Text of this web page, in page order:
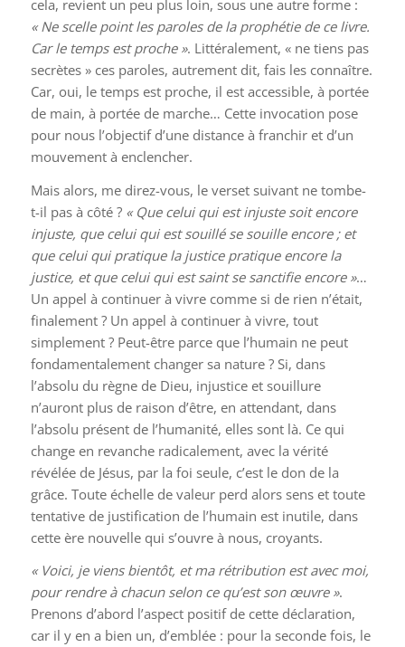
cela, revient un peu plus loin, sous une autre forme :
« Ne scelle point les paroles de la prophétie de ce livre.
Car le temps est proche ». Littéralement, « ne tiens pas
secrètes » ces paroles, autrement dit, fais les connaître.
Car, oui, le temps est proche, il est accessible, à portée
de main, à portée de marche… Cette invocation pose
pour nous l’objectif d’une distance à franchir et d’un
mouvement à enclencher.
Mais alors, me direz-vous, le verset suivant ne tombe-
t-il pas à côté ? « Que celui qui est injuste soit encore
injuste, que celui qui est souillé se souille encore ; et
que celui qui pratique la justice pratique encore la
justice, et que celui qui est saint se sanctifie encore »…
Un appel à continuer à vivre comme si de rien n’était,
finalement ? Un appel à continuer à vivre, tout
simplement ? Peut-être parce que l’humain ne peut
fondamentalement changer sa nature ? Si, dans
l’absolu du règne de Dieu, injustice et souillure
n’auront plus de raison d’être, en attendant, dans
l’absolu présent de l’humanité, elles sont là. Ce qui
change en revanche radicalement, avec la vérité
révélée de Jésus, par la foi seule, c’est le don de la
grâce. Toute échelle de valeur perd alors sens et toute
tentative de justification de l’humain est inutile, dans
cette ère nouvelle qui s’ouvre à nous, croyants.
« Voici, je viens bientôt, et ma rétribution est avec moi,
pour rendre à chacun selon ce qu’est son œuvre ».
Prenons d’abord l’aspect positif de cette déclaration,
car il y en a bien un, d’emblée : pour la seconde fois, le